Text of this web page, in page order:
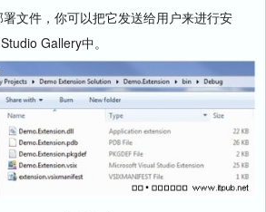
文件，你可以把它发送给用户来进行安
Gallery中。